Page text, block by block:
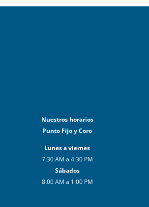
Nuestros horarios
Punto Fijo y Coro
Lunes a viernes
7:30 AM a 4:30 PM
Sábados
8:00 AM a 1:00 PM